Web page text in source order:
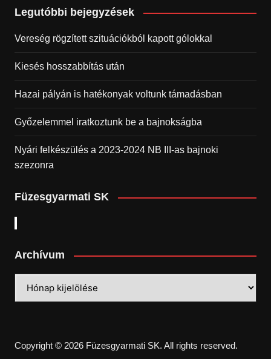
Legutóbbi bejegyzések
Vereség rögzített szituációkból kapott gólokkal
Kiesés hosszabbítás után
Hazai pályán is hatékonyak voltunk támadásban
Győzelemmel iratkoztunk be a bajnokságba
Nyári felkészülés a 2023-2024 NB III-as bajnoki
szezonra
Füzesgyarmati SK
Archívum
Copyright © 2026 Füzesgyarmati SK. All rights reserved.